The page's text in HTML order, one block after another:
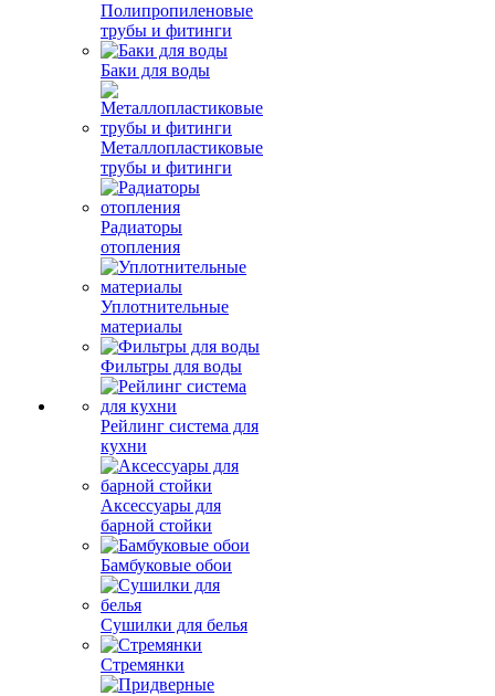
Полипропиленовые
трубы и фитинги
Баки для воды
Металлопластиковые
трубы и фитинги
Радиаторы
отопления
Уплотнительные
материалы
Фильтры для воды
Рейлинг система для
кухни
Аксессуары для
барной стойки
Бамбуковые обои
Сушилки для белья
Стремянки